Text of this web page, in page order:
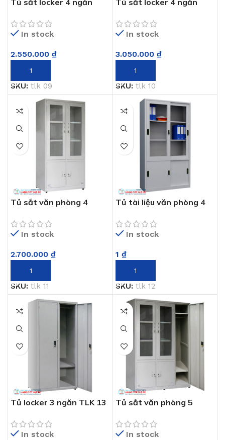
Tủ sắt locker 4 ngăn
In stock
2.550.000 ₫
THÊM VÀO GIỎ HÀNG
SKU: tlk 09
Tủ sắt locker 4 ngăn
In stock
3.050.000 ₫
THÊM VÀO GIỎ HÀNG
SKU: tlk 10
Tủ sắt văn phòng 4
In stock
2.700.000 ₫
THÊM VÀO GIỎ HÀNG
SKU: tlk 11
Tủ tài liệu văn phòng 4
In stock
1 ₫
THÊM VÀO GIỎ HÀNG
SKU: tlk 12
Tủ locker 3 ngăn TLK 13
In stock
Tủ sắt văn phòng 5
In stock